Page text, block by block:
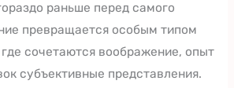
раньше перед самого
превращается особым типом
сочетаются воображение, опыт
субъективные представления.